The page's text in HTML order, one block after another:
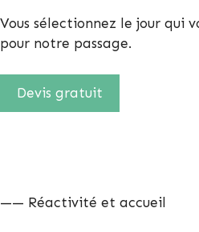
Vous sélectionnez le jour qui
pour notre passage.
Devis gratuit
—— Réactivité et accueil